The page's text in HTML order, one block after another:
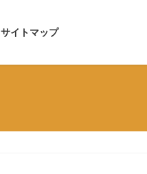
サイトマップ